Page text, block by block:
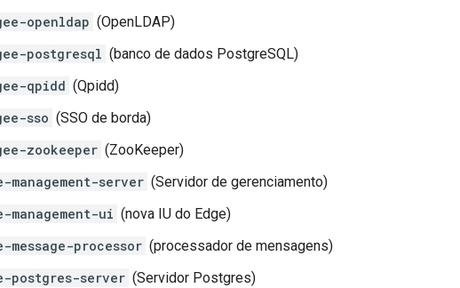
openldap (OpenLDAP)
postgresql (banco de dados PostgreSQL)
qpidd (Qpidd)
sso (SSO de borda)
zookeeper (ZooKeeper)
management-server (Servidor de gerenciamento)
management-ui (nova IU do Edge)
message-processor (processador de mensagens)
postgres-server (Servidor Postgres)